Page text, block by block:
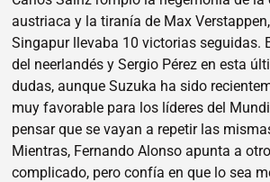
austriaca y la tiranía de Max
Singapur llevaba 10 victorias seguidas.
del neerlandés y Sergio Pérez en esta
dudas, aunque Suzuka ha sido
muy favorable para los líderes del
pensar que se vayan a repetir las
Mientras, Fernando Alonso apunta a
complicado, pero confía en que lo sea